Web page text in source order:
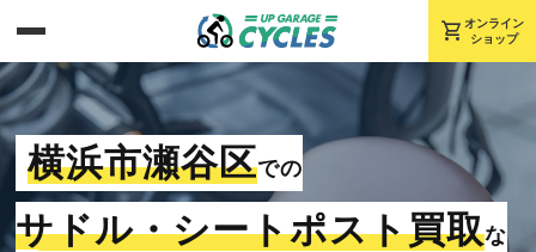
shopping_cart オンライン
ショップ
横浜市瀬谷区での
サドル・シートポスト買取な